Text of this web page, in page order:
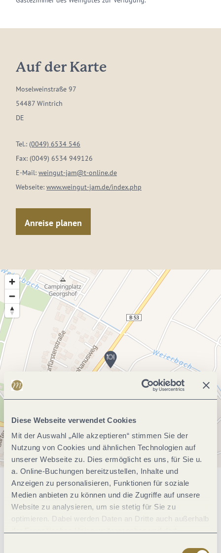
Diese Webseite verwendet Cookies
Mit der Auswahl „Alle akzeptieren“ stimmen Sie der
Nutzung von Cookies und ähnlichen Technologien auf
unserer Webseite zu. Dies ermöglicht es uns, für Sie u.
a. Online-Buchungen bereitzustellen, Inhalte und
Anzeigen zu personalisieren, Funktionen für soziale
Medien anbieten zu können und die Zugriffe auf unsere
Website zu analysieren, um sie stetig für Sie zu
optimieren. Dabei werden Daten an Dritte auch außerhalb
Auf der Karte
Moselweinstraße 97
54487 Wintrich
DE
Tel.: (0049) 6534 546
Fax: (0049) 6534 949126
E-Mail: weingut-jam@t-online.de
Webseite: www.weingut-jam.de/index.php
Anreise planen
Allgemeine Informationen
Öffnungszeiten